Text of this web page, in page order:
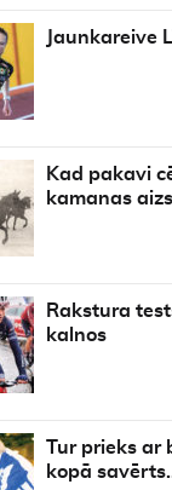
Jaunkareive
Kad pakavi
kamanas
Rakstura
kalnos
Tur prieks ar
kopā